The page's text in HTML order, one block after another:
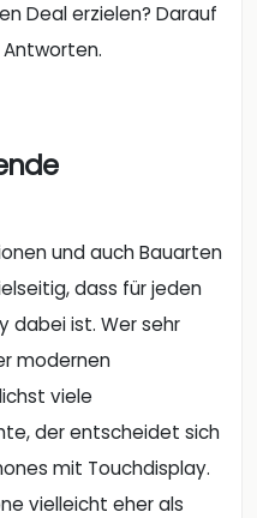
Deal erzielen? Darauf
und auch Bauarten
dass für jeden
dabei ist. Wer sehr
modernen
viele
der entscheidet sich
mit Touchdisplay.
vielleicht eher als